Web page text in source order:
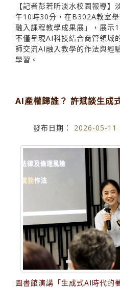
【記者彭若昕淡水校園報導
午10時30分，在B302A教室
融入課程教學成果展」，展示
不僅呈現AI科技結合商管領域
師交流AI融入教學的作法與經
學習。
AI產權歸誰？ 許斌談生成
發布日期： 2026-05-11
圖書館演講「生成式AI時代的